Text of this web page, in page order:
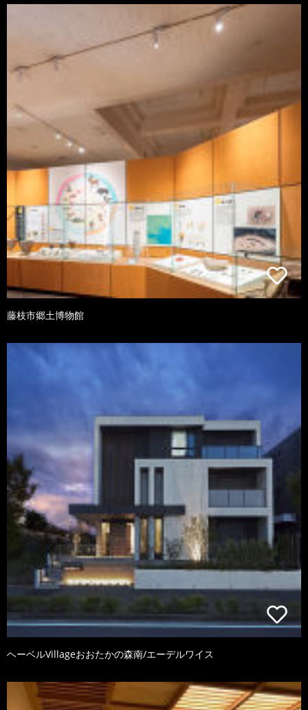
藤枝市郷土博物館
ヘーベルVillageおおたかの森南/エーデルワイス